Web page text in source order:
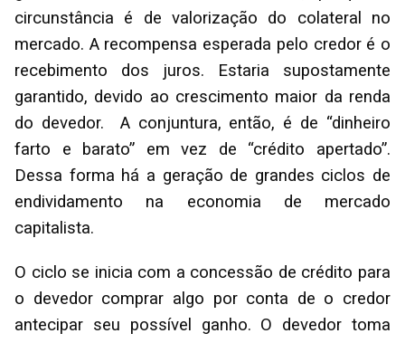
circunstância é de valorização do colateral no
mercado. A recompensa esperada pelo credor é o
recebimento dos juros. Estaria supostamente
garantido, devido ao crescimento maior da renda
do devedor. A conjuntura, então, é de “dinheiro
farto e barato” em vez de “crédito apertado”.
Dessa forma há a geração de grandes ciclos de
endividamento na economia de mercado
capitalista.
O ciclo se inicia com a concessão de crédito para
o devedor comprar algo por conta de o credor
antecipar seu possível ganho. O devedor toma